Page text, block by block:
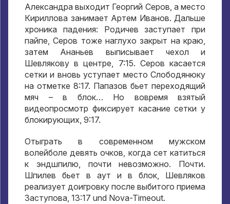
Александра выходит Георгий Серов, а место
Кириллова занимает Артем Иванов. Дальше
хроника падения: Родичев заступает при
пайпе,Серов тоже наглухо закрыт на краю,
затем Ананьев выписывает чехол и
Шевлякову в центре, 7:15. Серов касается
сетки и вновь уступает место Слободянюку
на отметке 8:17. Папазов бьет переходящий
мяч – в блок… Но вовремя взятый
видеопросмотр фиксирует касание сетки у
блокирующих, 9:17.
Отыграть в современном мужском
волейболе девять очков, когда сет катиться
к эндшпилю, почти невозможно. Почти.
Шпилев бьет в аут и в блок, Шевляков
реализует доигровку после выбитого приема
Заступова, 13:17 und Nova-Timeout.